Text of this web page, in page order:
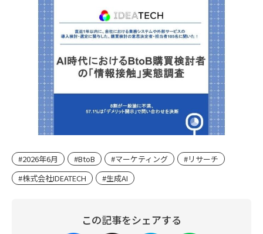
#2026年6月 #BtoB #マーケティング
#リサーチ
#株式会社IDEATECH
#生成AI
この記事をシェアする